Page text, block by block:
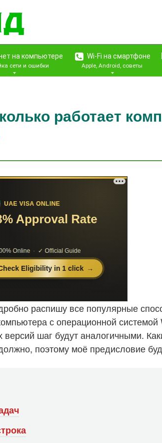
на компьютере
сети и ошибки
Wi-Fi на смартфоне
Apple, Android, советы
работает
распишу все популярные
с операционной системой
шаг будут аналогичными.
поэтому моё предисловие